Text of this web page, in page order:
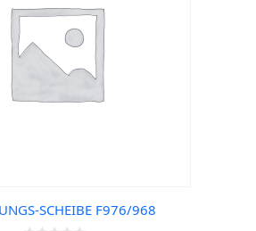
SCHEIBE F976/968